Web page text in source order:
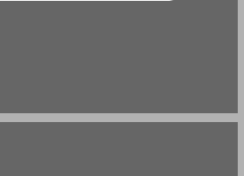
לוח אירועים גיאולוגיים עיקריים והמאבנים החשובים בישראל ... 19